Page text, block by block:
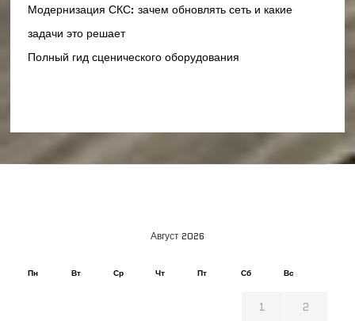
Модернизация СКС: зачем обновлять сеть и какие
задачи это решает
Полный гид сценического оборудования
Август 2026
Пн Вт Ср Чт Пт Сб Вс
1 2